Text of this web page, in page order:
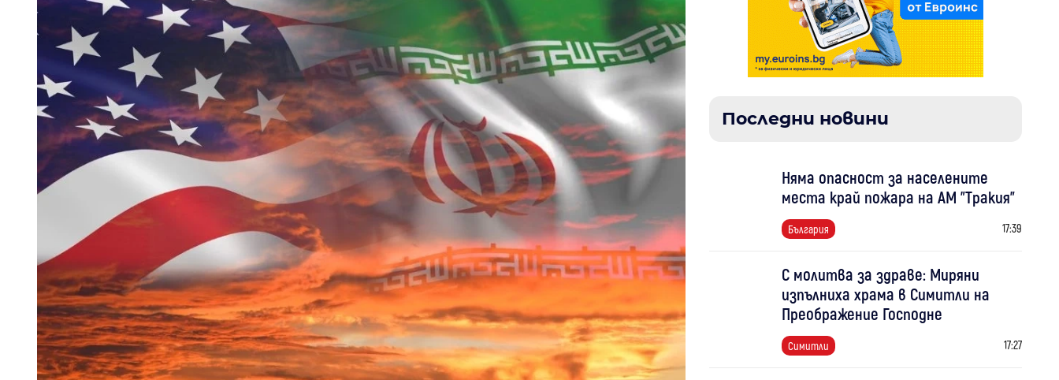
Последни новини
Няма опасност за населените
места край пожара на АМ "Тракия"
България 17:39
С молитва за здраве: Миряни
изпълниха храма в Симитли на
Преображение Господне
Симитли 17:27